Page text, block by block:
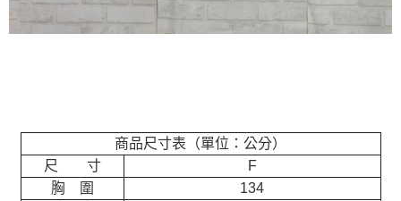
商品尺寸表（單位：公分）
尺 寸
F
胸 圍
134